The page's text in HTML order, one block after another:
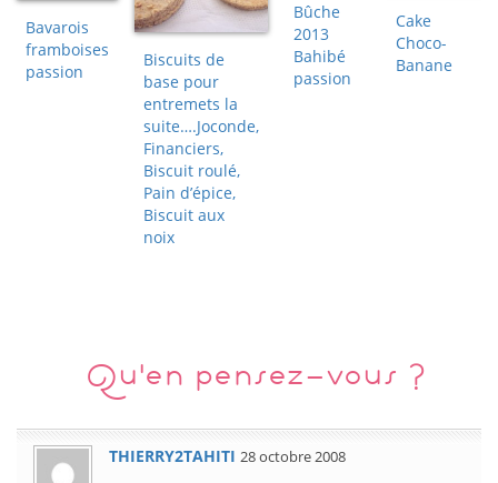
Bavarois
framboises
passion
Biscuits de
base pour
entremets la
suite….Joconde,
Financiers,
Biscuit roulé,
Pain d’épice,
Biscuit aux
noix
Bûche
2013
Bahibé
passion
Cake
Choco-
Banane
Qu'en pensez-vous ?
THIERRY2TAHITI 28 octobre 2008